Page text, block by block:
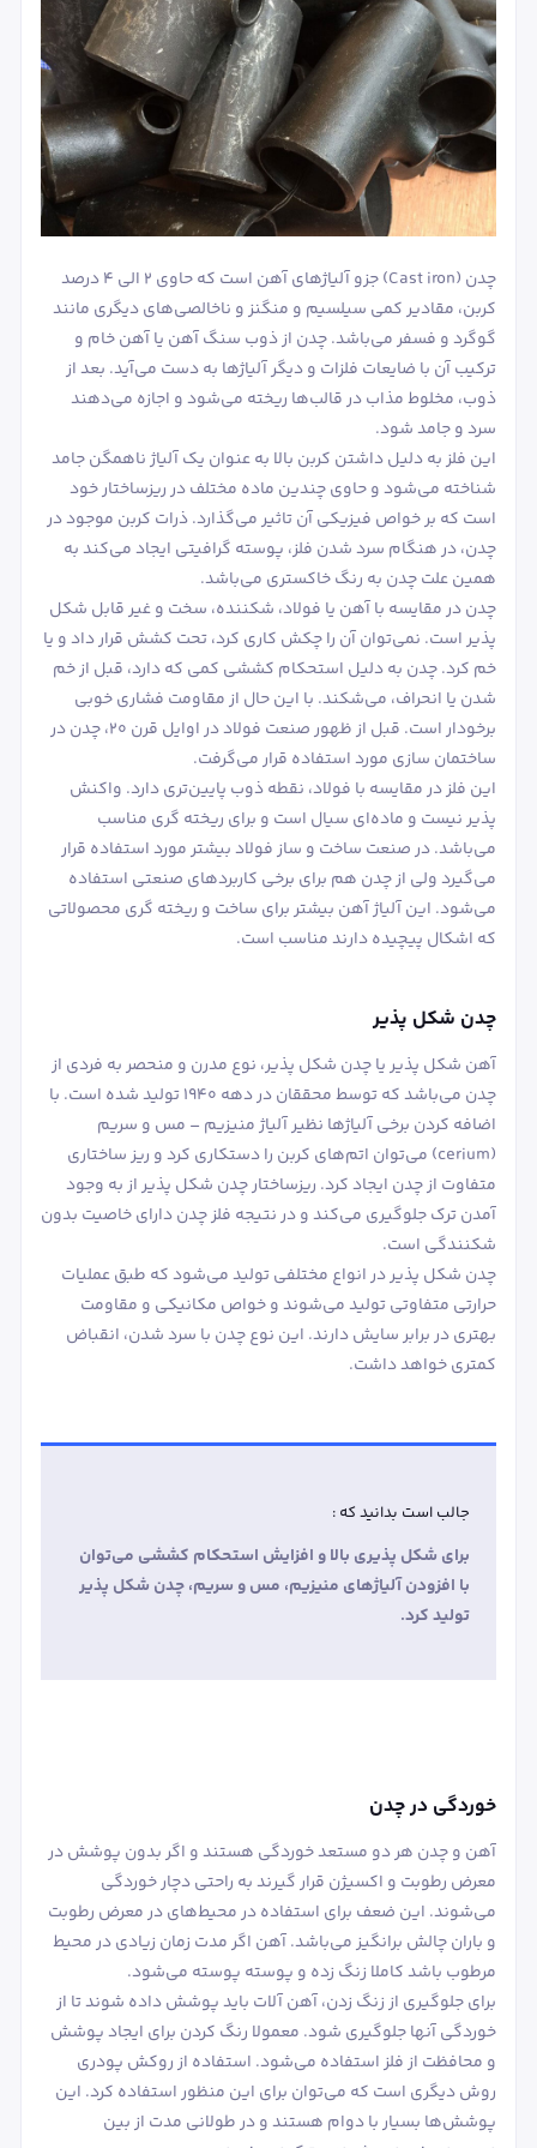
چدن (Cast iron) جزو آلیاژهای آهن است که حاوی 2 الی 4 درصد
کربن، مقادیر کمی سیلسیم و منگنز و ناخالصی‌های دیگری مانند
گوگرد و فسفر می‌باشد. چدن از ذوب سنگ آهن یا آهن خام و
ترکیب آن با ضایعات فلزات و دیگر آلیاژها به دست می‌آید. بعد از
ذوب، مخلوط مذاب در قالب‌ها ریخته می‌شود و اجازه می‌دهند
سرد و جامد شود.
این فلز به دلیل داشتن کربن بالا به عنوان یک آلیاژ ناهمگن جامد
شناخته می‌شود و حاوی چندین ماده مختلف در ریزساختار خود
است که بر خواص فیزیکی آن تاثیر می‌گذارد. ذرات کربن موجود در
چدن، در هنگام سرد شدن فلز، پوسته گرافیتی ایجاد می‌کند به
همین علت چدن به رنگ خاکستری می‌باشد.
چدن در مقایسه با آهن یا فولاد، شکننده، سخت و غیر قابل شکل
پذیر است. نمی‌توان آن را چکش کاری کرد، تحت کشش قرار داد و یا
خم کرد. چدن به دلیل استحکام کششی کمی که دارد، قبل از خم
شدن یا انحراف، می‌شکند. با این حال از مقاومت فشاری خوبی
برخودار است. قبل از ظهور صنعت فولاد در اوایل قرن 20، چدن در
ساختمان سازی مورد استفاده قرار می‌گرفت.
این فلز در مقایسه با فولاد، نقطه ذوب پایین‌تری دارد. واکنش
پذیر نیست و ماده‌ای سیال است و برای ریخته گری مناسب
می‌باشد. در صنعت ساخت و ساز فولاد بیشتر مورد استفاده قرار
می‌گیرد ولی از چدن هم برای برخی کاربردهای صنعتی استفاده
می‌شود. این آلیاژ آهن بیشتر برای ساخت و ریخته گری محصولاتی
که اشکال پیچیده دارند مناسب است.
چدن شکل پذیر
آهن شکل پذیر یا چدن شکل پذیر، نوع مدرن و منحصر به فردی از
چدن می‌باشد که توسط محققان در دهه 1940 تولید شده است. با
اضافه کردن برخی آلیاژها نظیر آلیاژ منیزیم – مس و سریم
(cerium) می‌توان اتم‌های کربن را دستکاری کرد و ریز ساختاری
متفاوت از چدن ایجاد کرد. ریزساختار چدن شکل پذیر از به وجود
آمدن ترک جلوگیری می‌کند و در نتیجه فلز چدن دارای خاصیت بدون
شکنندگی است.
چدن شکل پذیر در انواع مختلفی تولید می‌شود که طبق عملیات
حرارتی متفاوتی تولید می‌شوند و خواص مکانیکی و مقاومت
بهتری در برابر سایش دارند. این نوع چدن با سرد شدن، انقباض
کمتری خواهد داشت.
جالب است بدانید که :
برای شکل پذیری بالا و افزایش استحکام کششی می‌توان
با افزودن آلیاژهای منیزیم، مس و سریم، چدن شکل پذیر
تولید کرد.
خوردگی در چدن
آهن و چدن هر دو مستعد خوردگی هستند و اگر بدون پوشش در
معرض رطوبت و اکسیژن قرار گیرند به راحتی دچار خوردگی
می‌شوند. این ضعف برای استفاده در محیط‌های در معرض رطوبت
و باران چالش برانگیز می‌باشد. آهن اگر مدت زمان زیادی در محیط
مرطوب باشد کاملا زنگ زده و پوسته پوسته می‌شود.
برای جلوگیری از زنگ زدن، آهن آلات باید پوشش داده شوند تا از
خوردگی آنها جلوگیری شود. معمولا رنگ کردن برای ایجاد پوشش
و محافظت از فلز استفاده می‌شود. استفاده از روکش پودری
روش دیگری است که می‌توان برای این منظور استفاده کرد. این
پوشش‌ها بسیار با دوام هستند و در طولانی مدت از بین